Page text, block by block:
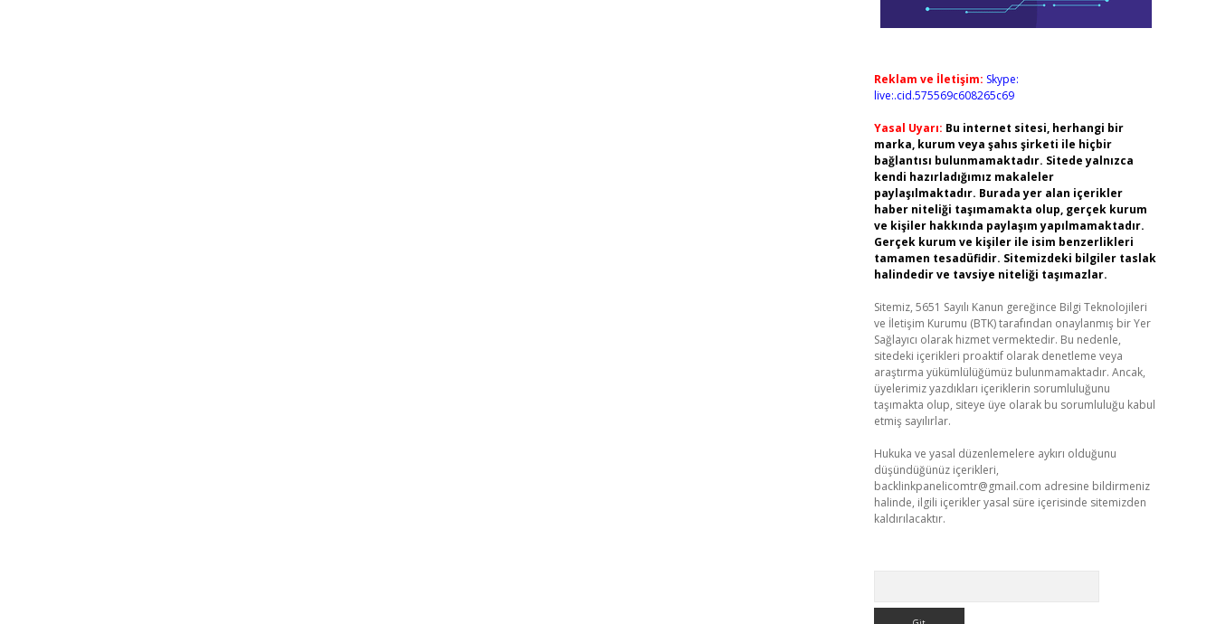
Reklam ve İletişim: Skype:
live:.cid.575569c608265c69
Yasal Uyarı: Bu internet sitesi, herhangi bir
marka, kurum veya şahıs şirketi ile hiçbir
bağlantısı bulunmamaktadır. Sitede yalnızca
kendi hazırladığımız makaleler
paylaşılmaktadır. Burada yer alan içerikler
haber niteliği taşımamakta olup, gerçek kurum
ve kişiler hakkında paylaşım yapılmamaktadır.
Gerçek kurum ve kişiler ile isim benzerlikleri
tamamen tesadüfidir. Sitemizdeki bilgiler taslak
halindedir ve tavsiye niteliği taşımazlar.
Sitemiz, 5651 Sayılı Kanun gereğince Bilgi Teknolojileri
ve İletişim Kurumu (BTK) tarafından onaylanmış bir Yer
Sağlayıcı olarak hizmet vermektedir. Bu nedenle,
sitedeki içerikleri proaktif olarak denetleme veya
araştırma yükümlülüğümüz bulunmamaktadır. Ancak,
üyelerimiz yazdıkları içeriklerin sorumluluğunu
taşımakta olup, siteye üye olarak bu sorumluluğu kabul
etmiş sayılırlar.
Hukuka ve yasal düzenlemelere aykırı olduğunu
düşündüğünüz içerikleri,
backlinkpanelicomtr@gmail.com adresine bildirmeniz
halinde, ilgili içerikler yasal süre içerisinde sitemizden
kaldırılacaktır.